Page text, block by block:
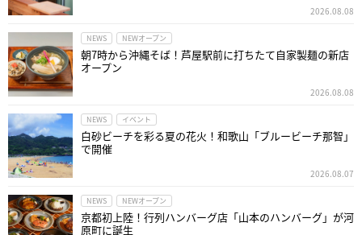
2026.08.08
NEWS NEWオープン
朝7時から沖縄そば！芦屋駅前に打ちたて自家製麺の新店
オープン
2026.08.08
NEWS イベント
白砂ビーチを彩る夏の花火！和歌山「ブルービーチ那智」
で開催
2026.08.07
NEWS NEWオープン
京都初上陸！行列ハンバーグ店「山本のハンバーグ」が河
原町に誕生